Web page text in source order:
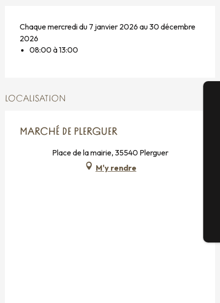
Chaque mercredi du 7 janvier 2026 au 30 décembre
2026
08:00 à 13:00
LOCALISATION
MARCHÉ DE PLERGUER
Place de la mairie, 35540 Plerguer
M'y rendre